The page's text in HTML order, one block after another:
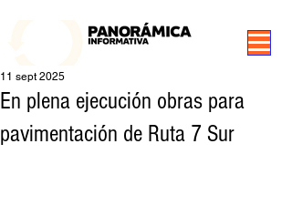
En plena ejecución obras para
pavimentación de Ruta 7 Sur
11 sept 2025